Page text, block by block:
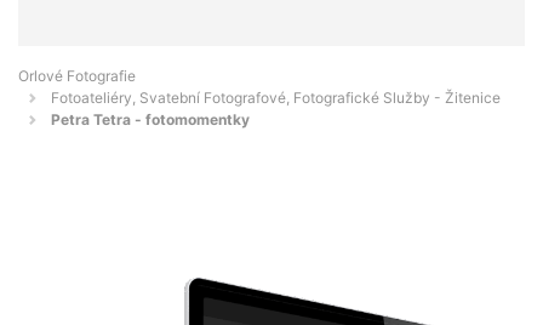
Orlové Fotografie
Fotoateliéry, Svatební Fotografové, Fotografické Služby - Žitenice
Petra Tetra - fotomomentky